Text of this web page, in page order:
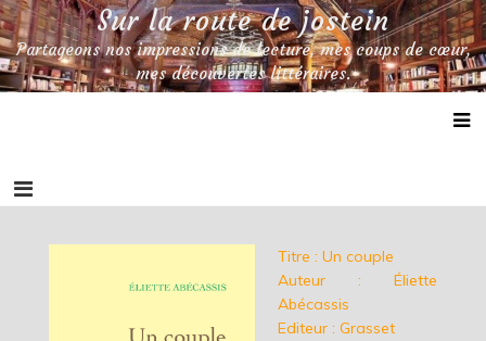
Skip
to
content
Sur la route de jostein
Partageons nos impressions de lecture, mes coups de cœur,
mes découvertes littéraires.
Titre : Un couple
Auteur : Éliette
Abécassis
Editeur : Grasset